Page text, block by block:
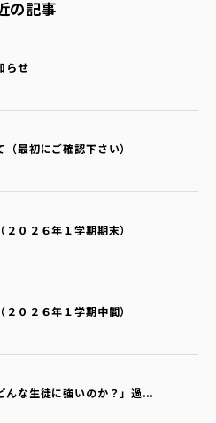
の記事
らせ
（最初にご確認下さい）
２０２６年１学期期末）
２０２６年１学期中間）
んな生徒に強いのか？」過...